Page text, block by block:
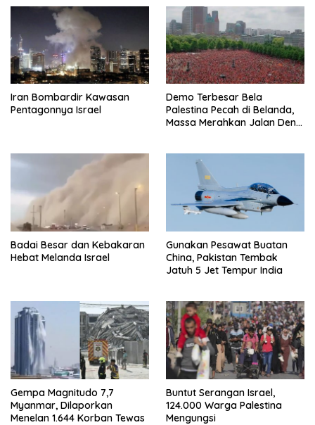
Iran Bombardir Kawasan
Pentagonnya Israel
Demo Terbesar Bela
Palestina Pecah di Belanda,
Massa Merahkan Jalan Den
Badai Besar dan Kebakaran
Hebat Melanda Israel
Gunakan Pesawat Buatan
China, Pakistan Tembak
Jatuh 5 Jet Tempur India
Gempa Magnitudo 7,7
Myanmar, Dilaporkan
Menelan 1.644 Korban Tewas
Buntut Serangan Israel,
124.000 Warga Palestina
Mengungsi